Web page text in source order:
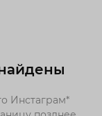
Инстаграм*